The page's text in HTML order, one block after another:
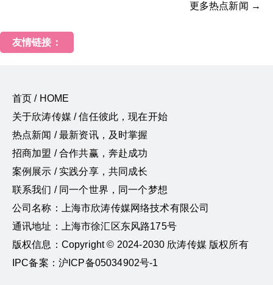
更多热点新闻 →
友情链接：
首页 / HOME
关于欣涛传媒 / 信任彼此，现在开始
热点新闻 / 最新资讯，及时掌握
招商加盟 / 合作共赢，奔赴成功
案例展示 / 实践分享，共同成长
联系我们 / 同一个世界，同一个梦想
公司名称：上海市欣涛传媒网络技术有限公司
通讯地址：上海市徐汇区东风路175号
版权信息：Copyright © 2024-2030 欣涛传媒 版权所有
IPC备案：沪ICP备05034902号-1